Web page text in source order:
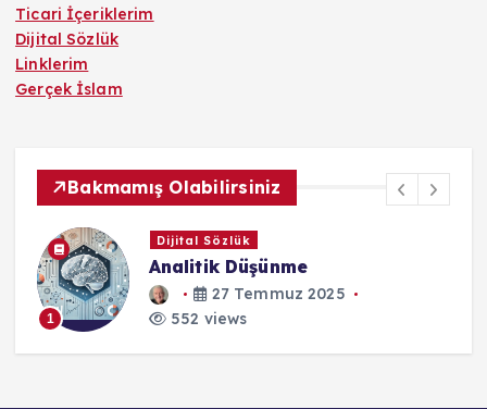
Ticari İçeriklerim
Dijital Sözlük
Linklerim
Gerçek İslam
Bakmamış Olabilirsiniz
1
Dijital Sözlük
Analitik Düşünme
27 Temmuz 2025
552 views